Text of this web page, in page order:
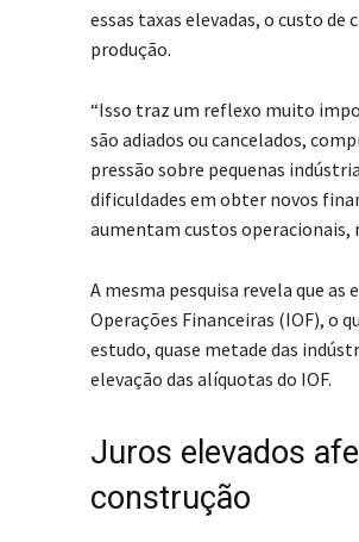
essas taxas elevadas, o custo
produção.
“Isso traz um reflexo muito
são adiados ou cancelados,
pressão sobre pequenas
dificuldades em obter novos
aumentam custos operacionais,
A mesma pesquisa revela que
Operações Financeiras (IOF), o
estudo, quase metade das
elevação das alíquotas do IOF.
Juros elevados
construção